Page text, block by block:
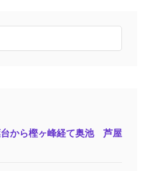
から樫ヶ峰経て奥池 芦屋